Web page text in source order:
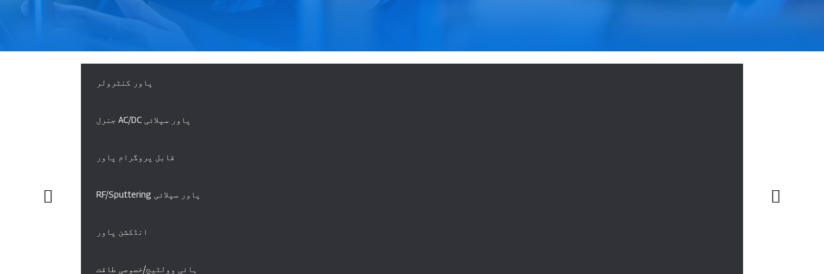
پاور کنٹرولر
جنرل AC/DC پاور سپلائی
قابل پروگرام پاور
RF/Sputtering پاور سپلائی
انڈکشن پاور
ہائی وولٹیج/خصوصی طاقت